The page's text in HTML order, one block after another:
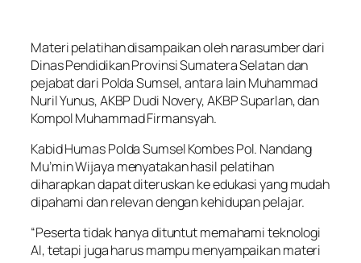
Materi pelatihan disampaikan oleh narasumber dari
Dinas Pendidikan Provinsi Sumatera Selatan dan
pejabat dari Polda Sumsel, antara lain Muhammad
Nuril Yunus, AKBP Dudi Novery, AKBP Suparlan, dan
Kompol Muhammad Firmansyah.
Kabid Humas Polda Sumsel Kombes Pol. Nandang
Mu’min Wijaya menyatakan hasil pelatihan
diharapkan dapat diteruskan ke edukasi yang mudah
dipahami dan relevan dengan kehidupan pelajar.
“Peserta tidak hanya dituntut memahami teknologi
AI, tetapi juga harus mampu menyampaikan materi